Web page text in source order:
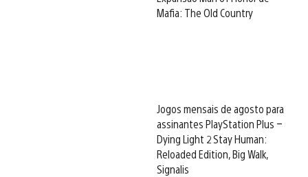
Mafia: The Old Country
Jogos mensais de agosto para
assinantes PlayStation Plus –
Dying Light 2 Stay Human:
Reloaded Edition, Big Walk,
Signalis